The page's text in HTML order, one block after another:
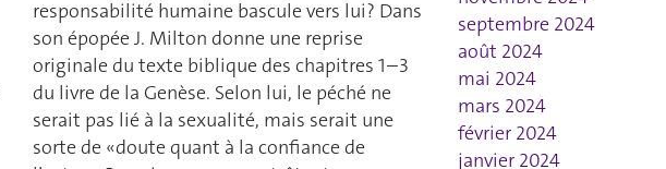
responsabilité humaine bascule vers lui? Dans
son épopée J. Milton donne une reprise
originale du texte biblique des chapitres 1–3
du livre de la Genèse. Selon lui, le péché ne
serait pas lié à la sexualité, mais serait une
sorte de «doute quant à la confiance de
septembre 2024
août 2024
mai 2024
mars 2024
février 2024
janvier 2024